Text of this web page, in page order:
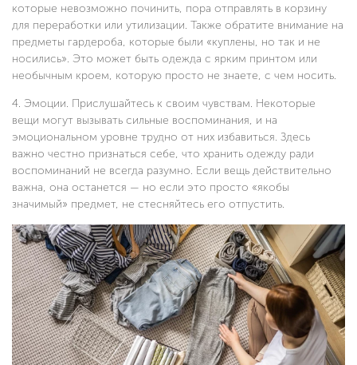
которые невозможно починить, пора отправлять в корзину
для переработки или утилизации. Также обратите внимание на
предметы гардероба, которые были «куплены, но так и не
носились». Это может быть одежда с ярким принтом или
необычным кроем, которую просто не знаете, с чем носить.
Эмоции. Прислушайтесь к своим чувствам. Некоторые
вещи могут вызывать сильные воспоминания, и на
эмоциональном уровне трудно от них избавиться. Здесь
важно честно признаться себе, что хранить одежду ради
воспоминаний не всегда разумно. Если вещь действительно
важна, она останется — но если это просто «якобы
значимый» предмет, не стесняйтесь его отпустить.